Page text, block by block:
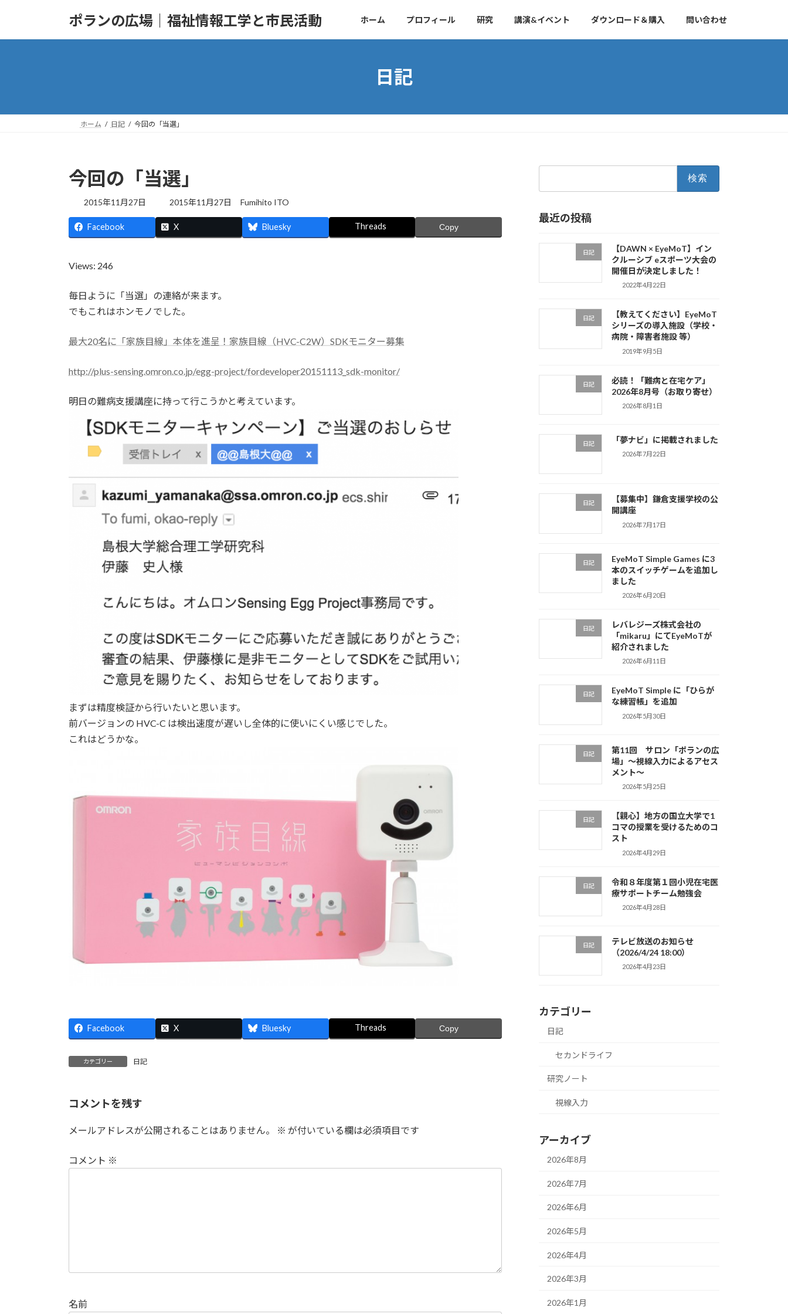
ポランの広場｜福祉情報工学と市民活動 ホーム プロフィール 研究 講演&イベント ダウンロード＆購入 問い合わせ
日記
ホーム 日記 今回の「当選」
今回の「当選」
2015年11月27日
最
更
新
2015年11月27日 Fumihito ITO
Facebook X Bluesky Threads Copy
Views: 246
毎日ように「当選」の連絡が来ます。
でもこれはホンモノでした。
最大20名に「家族目線」本体を進呈！家族目線（HVC-C2W）SDKモニター募集
http://plus-sensing.omron.co.jp/egg-project/fordeveloper20151113_sdk-monitor/
明日の難病支援講座に持って行こうかと考えています。
まずは精度検証から行いたいと思います。
前バージョンの HVC-C は検出速度が遅いし全体的に使いにくい感じでした。
これはどうかな。
Facebook X Bluesky Threads Copy
カテゴリー 日記
コメントを残す
メールアドレスが公開されることはありません。 ※ が付いている欄は必須項目です
コメント ※
名前
最近の投稿
日記
【DAWN × EyeMoT】イン
クルーシブ eスポーツ大会の
開催日が決定しました！
2022年4月22日
日記
【教えてください】EyeMoT
シリーズの導入施設（学校・
病院・障害者施設 等）
2019年9月5日
日記
必読！「難病と在宅ケア」
2026年8月号（お取り寄せ）
2026年8月1日
日記 「夢ナビ」に掲載されました
2026年7月22日
日記
【募集中】鎌倉支援学校の公
開講座
2026年7月17日
日記
EyeMoT Simple Games に3
本のスイッチゲームを追加し
ました
2026年6月20日
日記
レバレジーズ株式会社の
「mikaru」にてEyeMoTが
紹介されました
2026年6月11日
日記
EyeMoT Simple に「ひらが
な練習帳」を追加
2026年5月30日
日記
第11回 サロン「ポランの広
場」〜視線入力によるアセス
メント〜
2026年5月25日
日記
【親心】地方の国立大学で1
コマの授業を受けるためのコ
スト
2026年4月29日
日記
令和８年度第１回小児在宅医
療サポートチーム勉強会
2026年4月28日
日記
テレビ放送のお知らせ
（2026/4/24 18:00）
2026年4月23日
カテゴリー
日記
セカンドライフ
研究ノート
視線入力
アーカイブ
2026年8月
2026年7月
2026年6月
2026年5月
2026年4月
2026年3月
2026年1月